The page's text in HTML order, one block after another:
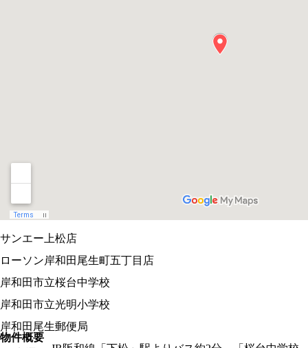
サンエー上松店
ローソン岸和田尾生町五丁目店
岸和田市立桜台中学校
岸和田市立光明小学校
岸和田尾生郵便局
物件概要